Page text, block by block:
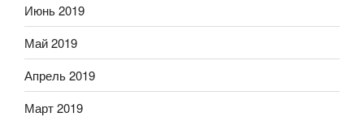
Июнь 2019
Май 2019
Апрель 2019
Март 2019